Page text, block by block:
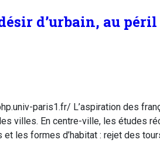
d’urbain, au
paris1.fr/ L’aspiration des
villes. En centre-ville, les études
les formes d’habitat : rejet des